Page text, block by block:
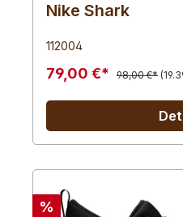
Nike Shark
112004
79,00 €* 98,00 €*
%